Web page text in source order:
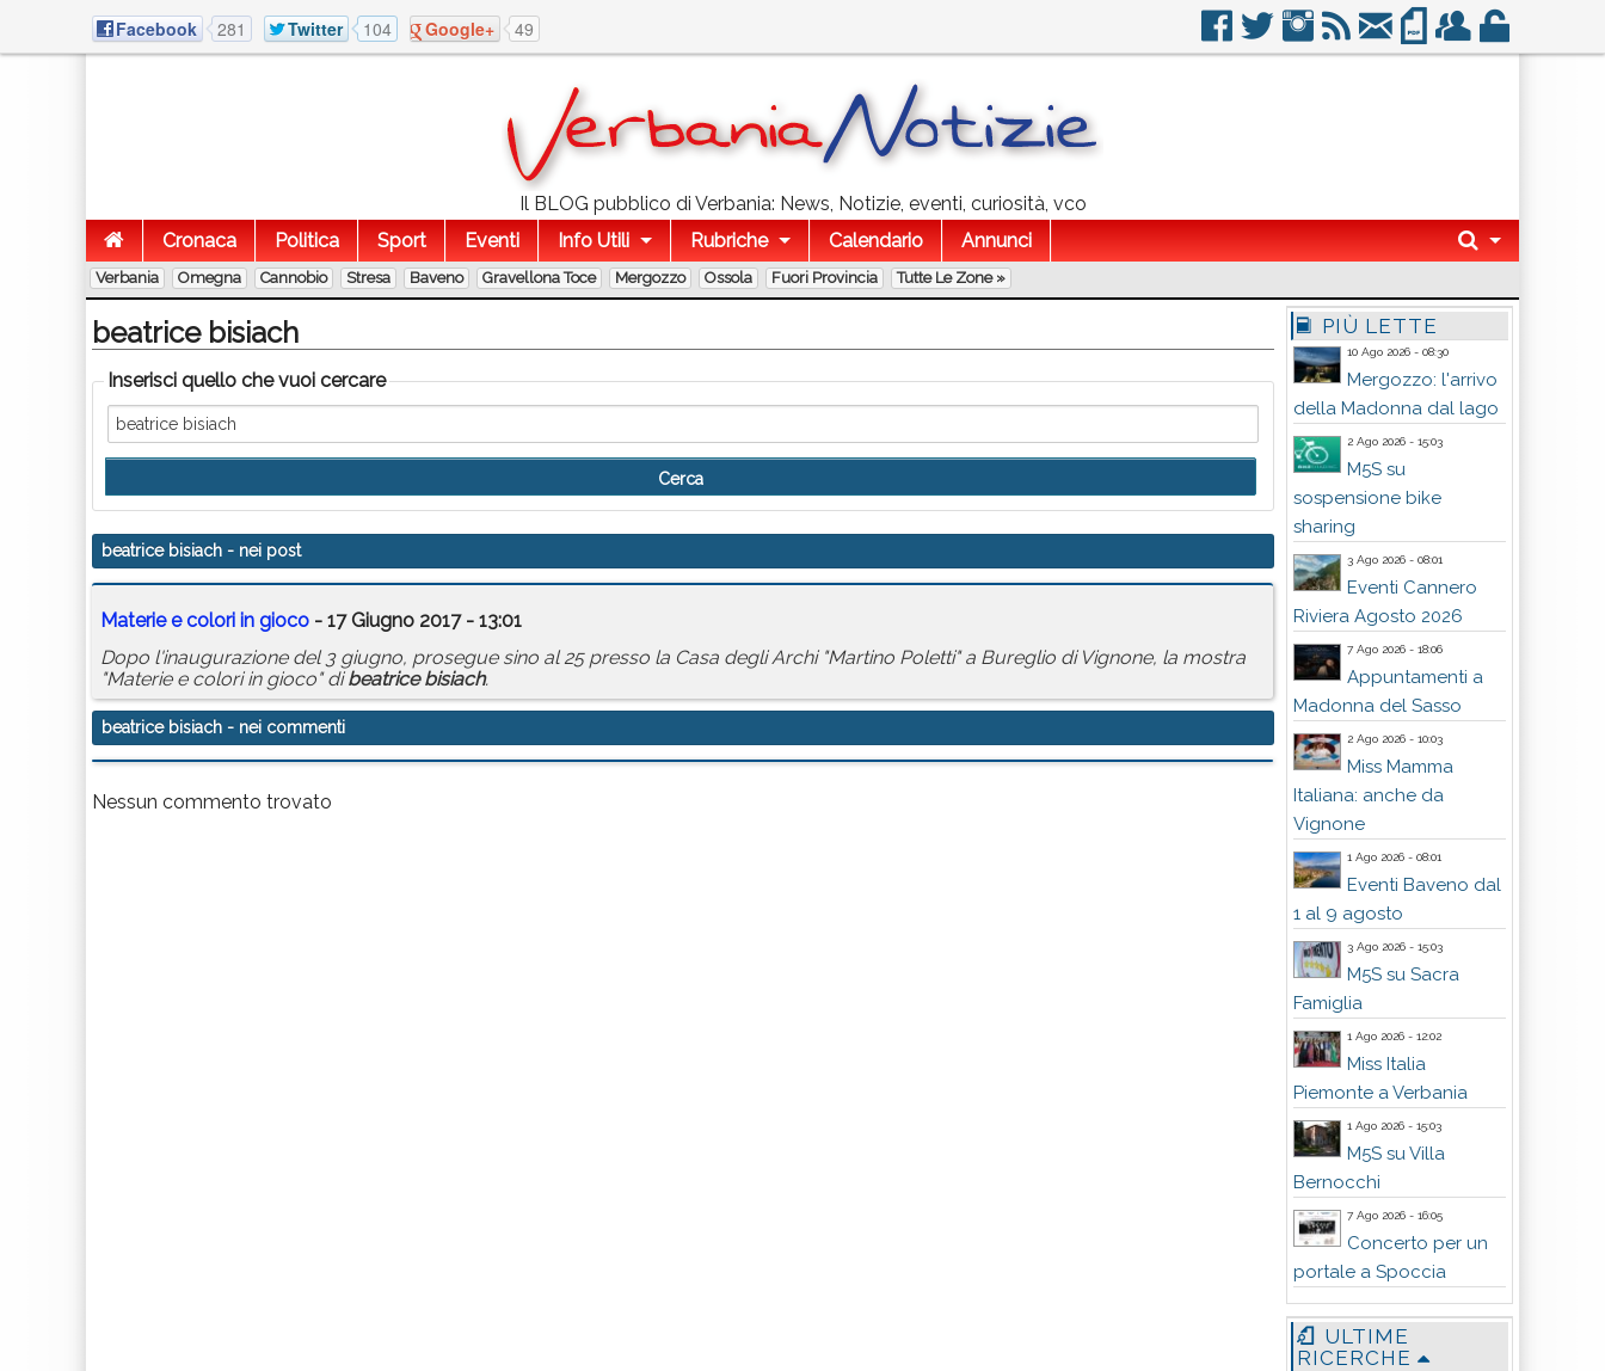
Facebook 281 Twitter 104 Google+ 49
Il BLOG pubblico di Verbania: News, Notizie, eventi, curiosità, vco
Cronaca
Politica Sport Eventi Info Utili Rubriche Calendario Annunci
Verbania Omegna Cannobio Stresa Baveno Gravellona Toce Mergozzo Ossola Fuori Provincia Tutte Le Zone »
beatrice bisiach
Inserisci quello che vuoi cercare
beatrice bisiach - nei post
Materie e colori in gioco - 17 Giugno 2017 - 13:01
Dopo l'inaugurazione del 3 giugno, prosegue sino al 25 presso la Casa degli Archi "Martino Poletti" a Bureglio di Vignone, la mostra
"Materie e colori in gioco" dibeatrice bisiach.
beatrice bisiach - nei commenti
Nessun commento trovato
PIÙ LETTE
10 Ago 2026 - 08:30
Mergozzo: l'arrivo
della Madonna dal lago
2 Ago 2026 - 15:03
M5S su
sospensione bike
sharing
3 Ago 2026 - 08:01
Eventi Cannero
Riviera Agosto 2026
7 Ago 2026 - 18:06
Appuntamenti a
Madonna del Sasso
2 Ago 2026 - 10:03
Miss Mamma
Italiana: anche da
Vignone
1 Ago 2026 - 08:01
Eventi Baveno dal
1 al 9 agosto
3 Ago 2026 - 15:03
M5S su Sacra
Famiglia
1 Ago 2026 - 12:02
Miss Italia
Piemonte a Verbania
1 Ago 2026 - 15:03
M5S su Villa
Bernocchi
7 Ago 2026 - 16:05
Concerto per un
portale a Spoccia
ULTIME
RICERCHE